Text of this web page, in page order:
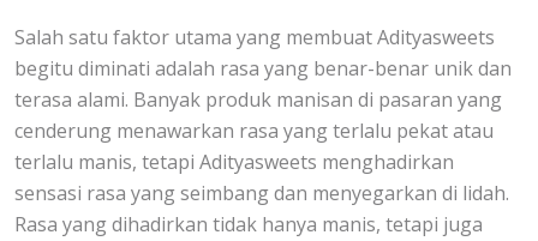
Salah satu faktor utama yang membuat Adityasweets
begitu diminati adalah rasa yang benar-benar unik dan
terasa alami. Banyak produk manisan di pasaran yang
cenderung menawarkan rasa yang terlalu pekat atau
terlalu manis, tetapi Adityasweets menghadirkan
sensasi rasa yang seimbang dan menyegarkan di lidah.
Rasa yang dihadirkan tidak hanya manis, tetapi juga